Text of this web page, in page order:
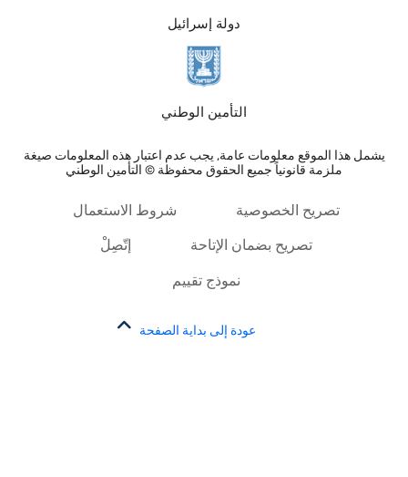
دولة إسرائيل
التأمين الوطني
يشمل هذا الموقع معلومات عامة, يجب عدم اعتبار هذه المعلومات صيغة
ملزمة قانونياً جميع الحقوق محفوظة © التأمين الوطني
تصريح الخصوصية شروط الاستعمال
تصريح بضمان الإتاحة إتّصِلْ
نموذج تقييم
عودة إلى بداية الصفحة